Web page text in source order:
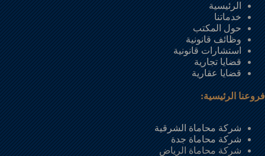
الرئيسية
خدماتنا
حول المكتب
وظائف قانونية
استشارات قانونية
قضايا تجارية
قضايا عقارية
فروعنا الرئيسية:
شركة محاماة الشرقية
شركة محاماة جدة
شركة محاماة الرياض